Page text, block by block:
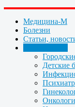
Медицина-М
Болезни
Статьи,
Детские